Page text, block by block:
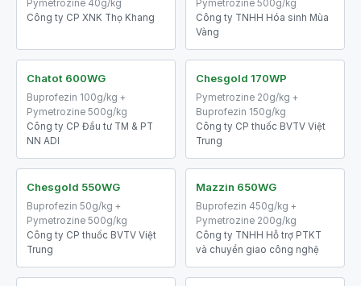
Pymetrozine 40g/kg
Công ty CP XNK Thọ Khang
Pymetrozine 500g/kg
Công ty TNHH Hóa sinh Mùa
Vàng
Chatot 600WG
Buprofezin 100g/kg +
Pymetrozine 500g/kg
Công ty CP Đầu tư TM & PT
NN ADI
Chesgold 170WP
Pymetrozine 20g/kg +
Buprofezin 150g/kg
Công ty CP thuốc BVTV Việt
Trung
Chesgold 550WG
Buprofezin 50g/kg +
Pymetrozine 500g/kg
Công ty CP thuốc BVTV Việt
Trung
Mazzin 650WG
Buprofezin 450g/kg +
Pymetrozine 200g/kg
Công ty TNHH Hỗ trợ PTKT
và chuyển giao công nghệ